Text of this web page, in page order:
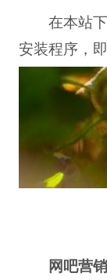
在本站下
安装程序，
网吧营销